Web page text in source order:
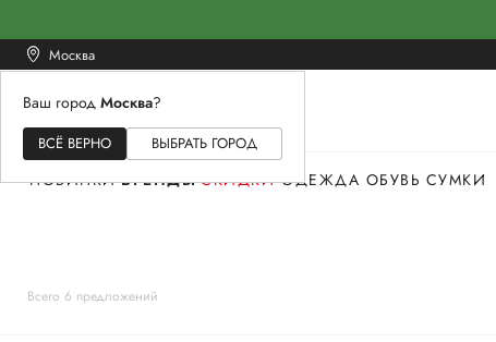
Москва
Ваш город Москва?
ВСЁ ВЕРНО ВЫБРАТЬ ГОРОД
ЖЕНСКОЕМУЖСКОЕ
НОВИНКИ БРЕНДЫ СКИДКИ ОДЕЖДА ОБУВЬ СУМКИ
Всего 6 предложений